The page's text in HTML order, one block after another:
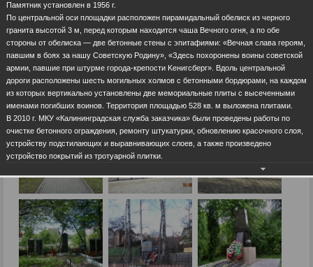
Памятник установлен в 1956 г.
По центральной оси площадки расположен пирамидальный обелиск из черного
гранита высотой 3 м, перед которым находится чаша Вечного огня, а по обе
стороны от обелиска — две бетонные стены с эпитафиями: «Вечная слава героям,
павшим в боях за нашу Советскую Родину», «Здесь похоронены воины советской
армии, павшие при штурме города-крепости Kенигсберг». Вдоль центральной
дороги расположены шесть могильных холмов с бетонными бордюрами, на каждом
из которых вертикально установлены две мемориальные плиты с высеченными
именами погибших воинов. Территория площадью 528 кв. м выложена плитами.
В 2010 г. МКУ «Калининградская служба заказчика» были проведены работы по
очистке бетонного ограждения, ремонту штукатурки, обновлению красочного слоя,
устройству подстилающих и выравнивающих слоев, а также произведено
устройство покрытий из тротуарной плитки.